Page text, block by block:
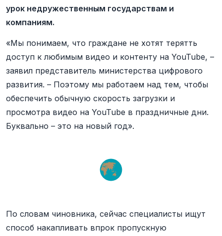
урок недружественным государствам и
компаниям.
«Мы понимаем, что граждане не хотят терятть
доступ к любимым видео и контенту на YouTube, –
заявил представитель министерства цифрового
развития. – Поэтому мы работаем над тем, чтобы
обеспечить обычную скорость загрузки и
просмотра видео на YouTube в праздничные дни.
Буквально – это на новый год».
По словам чиновника, сейчас специалисты ищут
способ накапливать впрок пропускную